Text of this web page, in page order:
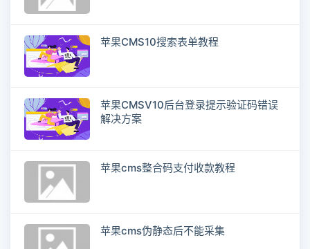
苹果CMS10搜索表单教程
苹果CMSV10后台登录提示验证码错误
解决方案
苹果cms整合码支付收款教程
苹果cms伪静态后不能采集